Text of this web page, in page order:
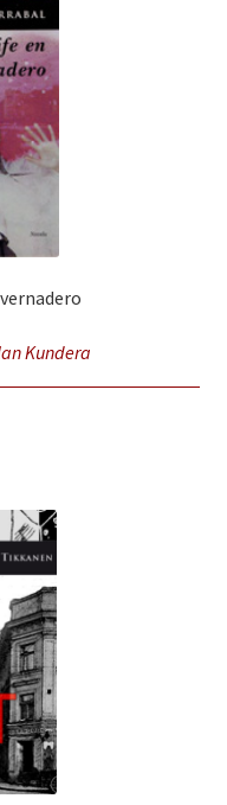
Kundera